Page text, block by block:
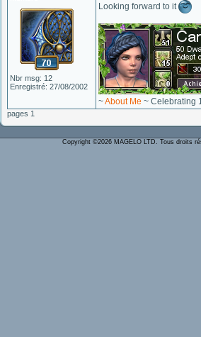
Nbr msg: 12
Enregistré: 27/08/2002
Looking forward to it
~About Me ~ Celebrating
pages 1
Copyright ©2026 MAGELO LTD. Tous droits